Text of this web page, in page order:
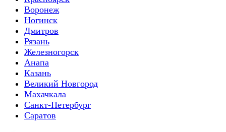
Воронеж
Ногинск
Дмитров
Рязань
Железногорск
Анапа
Казань
Великий Новгород
Махачкала
Санкт-Петербург
Саратов